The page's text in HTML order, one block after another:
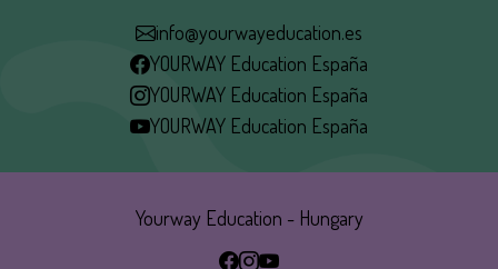
info@yourwayeducation.es
YOURWAY Education España
YOURWAY Education España
YOURWAY Education España
Yourway Education - Hungary